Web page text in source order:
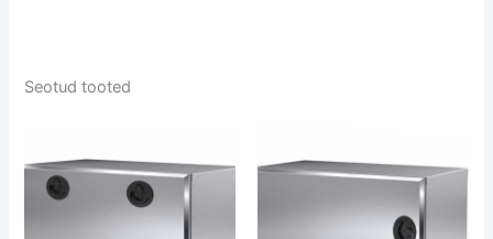
Seotud tooted